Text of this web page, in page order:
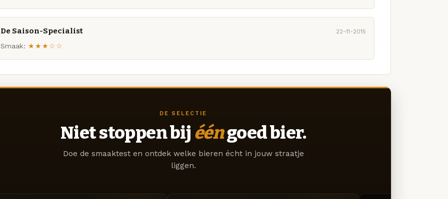
De Saison-Specialist 22-11-2015
Smaak: ★★★☆☆
DE SELECTIE
Niet stoppen bij ééngoed bier.
Doe de smaaktest en ontdek welke bieren écht in jouw straatje
liggen.